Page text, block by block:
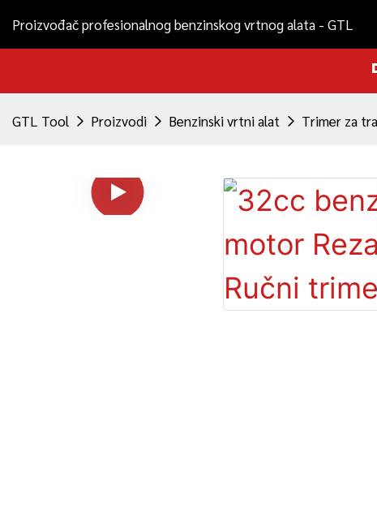
Proizvođač profesionalnog benzinskog vrtnog alata - GTL
GTL Tool Proizvodi Benzinski vrtni alat Trimer za